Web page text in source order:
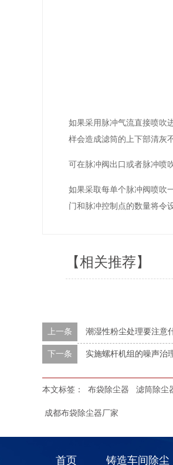
如果采用脉冲气流直接喷吹
样会造成滤筒的上下部清灰
可在脉冲阀出口或者脉冲喷
如果采取每单个脉冲阀喷吹
门和脉冲控制点的数量将令
【相关推荐】
上一条 潮湿性粉尘处理要注意
下一条 实施螺杆机组的噪声治
本文标签： 布袋除尘器 滤筒除尘
成都布袋除尘器厂家
首页 铸造车间除尘